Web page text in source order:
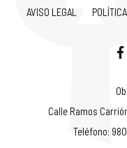
AVISO LEGAL
Calle Ramos
Teléfono: